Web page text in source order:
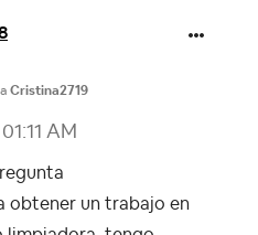
Cristina2719
01:11 AM
obtener un trabajo en